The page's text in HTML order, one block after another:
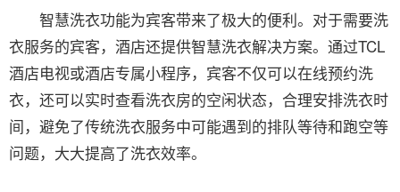
智慧洗衣功能为宾客带来了极大的便利。对于需要洗
衣服务的宾客，酒店还提供智慧洗衣解决方案。通过TCL
酒店电视或酒店专属小程序，宾客不仅可以在线预约洗
衣，还可以实时查看洗衣房的空闲状态，合理安排洗衣时
间，避免了传统洗衣服务中可能遇到的排队等待和跑空等
问题，大大提高了洗衣效率。